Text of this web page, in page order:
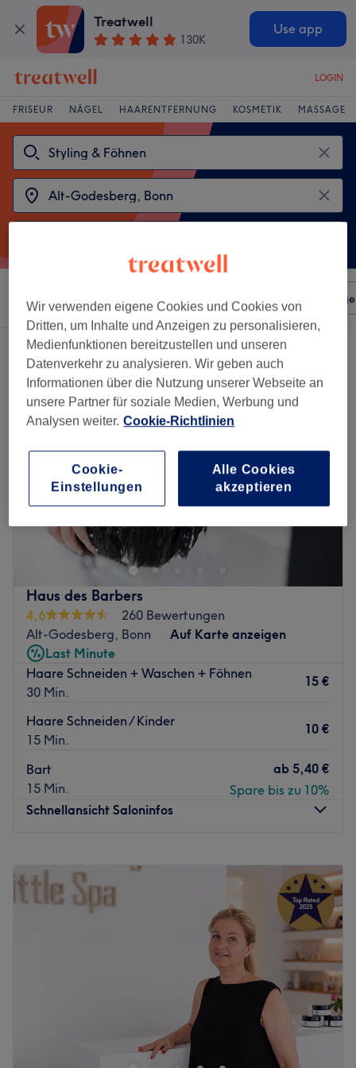
Treatwell
130K
Use app
LOGIN
FRISEUR NÄGEL HAARENTFERNUNG KOSMETIK MASSAGE
Sortieren nach Beliebiger Preis Salons
2 Salons die anbieten:styling & föhnen in Alt-Godesberg, Bonn
Haus des Barbers
4,6
260 Bewertungen
Alt-Godesberg, Bonn
Auf Karte anzeigen
Last Minute
Haare Schneiden + Waschen + Föhnen
30 Min.
15 €
Haare Schneiden / Kinder
15 Min.
10 €
Bart
15 Min.
ab 5,40 €
Spare bis zu 10%
Schnellansicht Saloninfos
Dienstag
19:00
Mittwoch
19:00
Donnerstag
10:00 –19:00
10:00
19:00
09:00
19:00
Geschlossen
Haus des Barbers ist ein renommierter Friseursalon in der
charmanten Stadt Bonn. Mit seinem professionellen und
freundlichen Ambiente ist dieser Salon ein beliebter Ort
für alle, die einen Haarschnitt oder eine Styling-
Wir verwenden eigene Cookies und Cookies von
Dritten, um Inhalte und Anzeigen zu personalisieren,
Medienfunktionen bereitzustellen und unseren
Datenverkehr zu analysieren. Wir geben auch
Informationen über die Nutzung unserer Webseite an
unsere Partner für soziale Medien, Werbung und
Analysen weiter. Cookie-Richtlinien
Cookie-
Einstellungen
Alle Cookies
akzeptieren